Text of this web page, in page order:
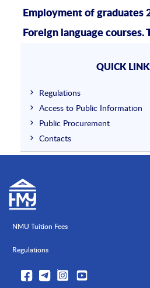
Employment of graduates
Foreign language courses.
QUICK
Regulations
Access to Public Information
Public Procurement
Contacts
NMU Tuition Fees
Regulations